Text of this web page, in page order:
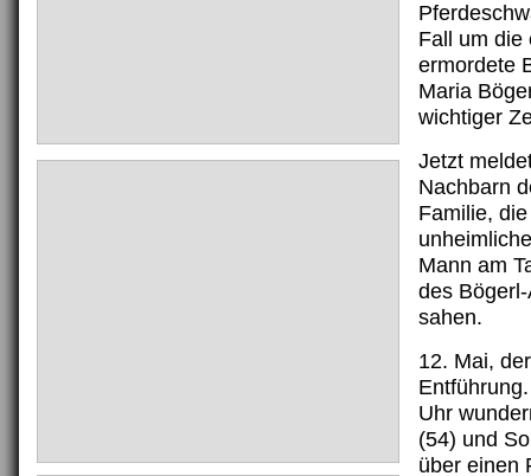
Fall um die
ermordete
Maria
wichtiger
Jetzt
Nachbarn
Familie,
Mann am
des
sahen.
12. Mai,
Uhr
(54) und
über einen